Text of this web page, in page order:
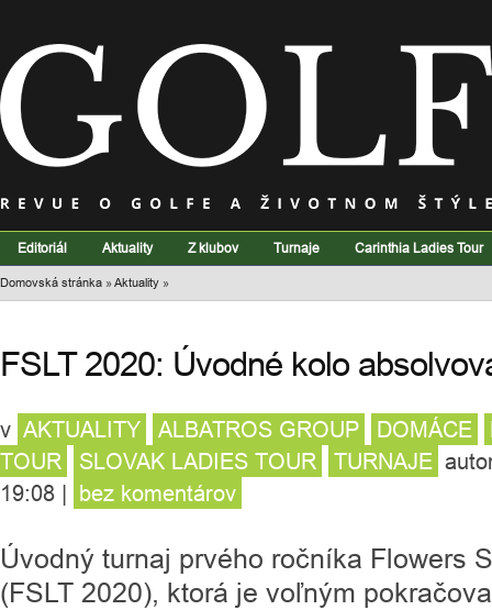
Editoriál Aktuality Z klubov Turnaje Carinthia Ladies Tour
Domovská stránka »Aktuality »
FSLT 2020: Úvodné kolo
v AKTUALITY ALBATROS GROUP DOMÁCE
TOUR
SLOVAK LADIES TOUR TURNAJE
19:08 | bez komentárov
Úvodný turnaj prvého ročníka Flowers
(FSLT 2020), ktorá je voľným